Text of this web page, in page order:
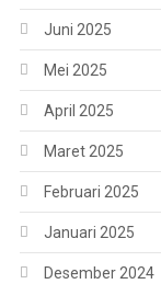
Juni 2025
Mei 2025
April 2025
Maret 2025
Februari 2025
Januari 2025
Desember 2024